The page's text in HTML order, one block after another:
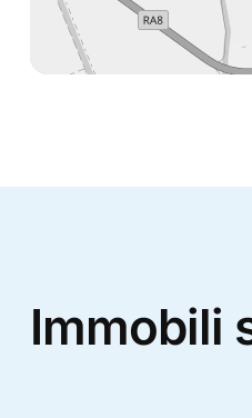
Immobili